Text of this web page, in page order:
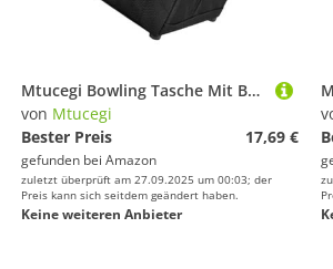
Mtucegi Bowling Tasche Mit Ballhandtasche Gepolsterter Single Für Outdoor Sports Fitnessstudio Mit Gepolsterter Halterhandtasche Für Outdoor
von Mtucegi
Bester Preis
17,69 €
gefunden bei Amazon
zuletzt überprüft am 27.09.2025 um 00:03; der
Preis kann sich seitdem geändert haben.
Keine weiteren Anbieter